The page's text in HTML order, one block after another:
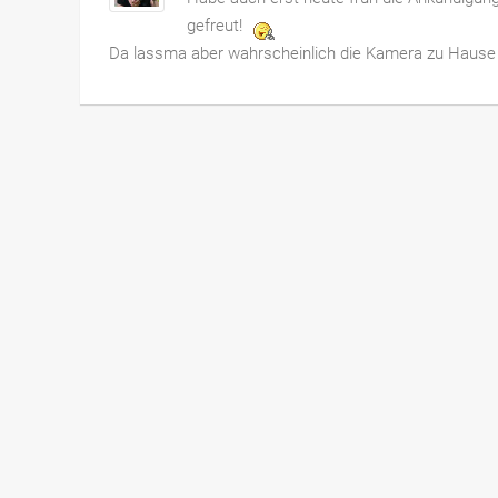
gefreut!
Da lassma aber wahrscheinlich die Kamera zu